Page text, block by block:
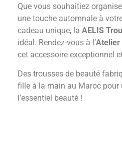
Que vous souhaitiez
une touche automnale à
cadeau unique, la AELIS
idéal. Rendez-vous à l’Atelier
cet accessoire exceptionnel
Des trousses de beauté
fille à la main au Maroc pour
l’essentiel beauté !